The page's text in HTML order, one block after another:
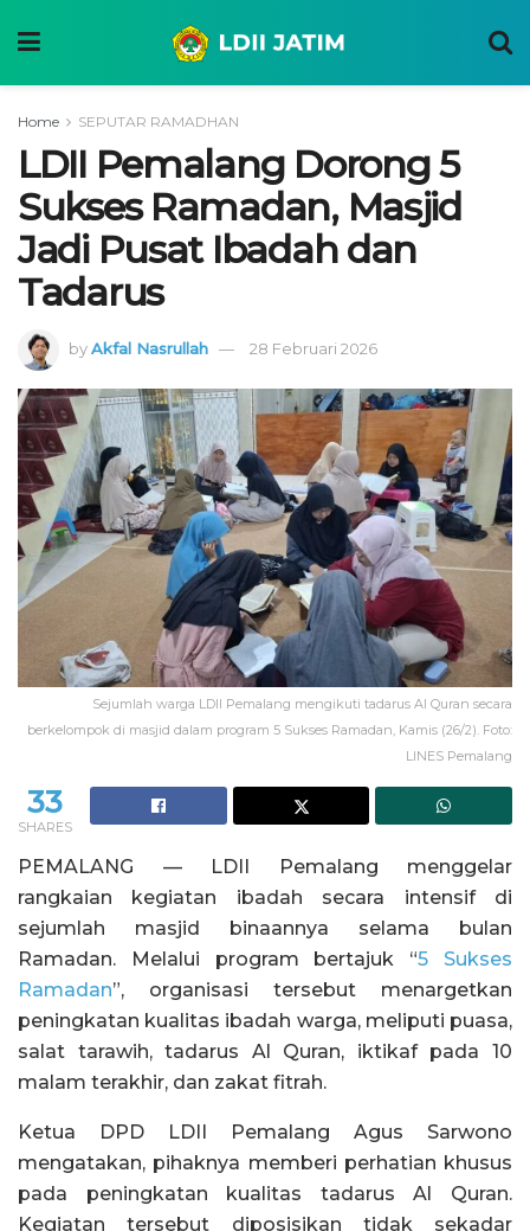
Home SEPUTAR RAMADHAN
LDII Pemalang Dorong 5
Sukses Ramadan, Masjid
Jadi Pusat Ibadah dan
Tadarus
byAkfal Nasrullah 28 Februari 2026
Sejumlah warga LDII Pemalang mengikuti tadarus Al Quran secara
berkelompok di masjid dalam program 5 Sukses Ramadan, Kamis (26/2). Foto:
LINES Pemalang
33
SHARES
PEMALANG — LDII Pemalang menggelar
rangkaian kegiatan ibadah secara intensif di
sejumlah masjid binaannya selama bulan
Ramadan. Melalui program bertajuk “5 Sukses
Ramadan”, organisasi tersebut menargetkan
peningkatan kualitas ibadah warga, meliputi puasa,
salat tarawih, tadarus Al Quran, iktikaf pada 10
malam terakhir, dan zakat fitrah.
Ketua DPD LDII Pemalang Agus Sarwono
mengatakan, pihaknya memberi perhatian khusus
pada peningkatan kualitas tadarus Al Quran.
Kegiatan tersebut diposisikan tidak sekadar